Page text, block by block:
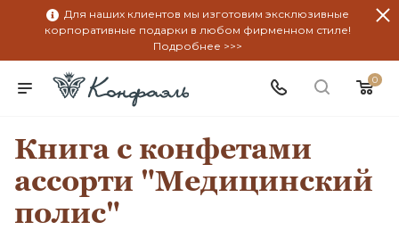
Для наших клиентов мы изготовим эксклюзивные
корпоративные подарки в любом фирменном стиле!
Подробнее >>>
0
Книга с конфетами
ассорти "Медицинский
полис"